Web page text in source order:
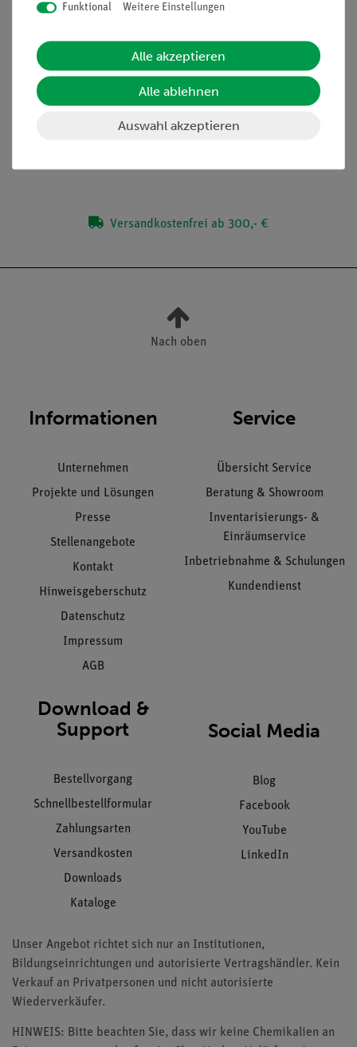
Einfaches Lehren durch Einsatz der Demo-Tafel Physik
ADM3-Multimetern
Lieferumfang
Versandkostenfrei ab 300,- €
Nach oben
Informationen
Unternehmen
Projekte und Lösungen
Presse
Stellenangebote
Kontakt
Hinweisgeberschutz
Datenschutz
Impressum
AGB
Service
Übersicht Service
Beratung & Showroom
Inventarisierungs- &
Einräumservice
Inbetriebnahme & Schulungen
Kundendienst
Download &
Support
Bestellvorgang
Schnellbestellformular
Zahlungsarten
Versandkosten
Downloads
Kataloge
Social Media
Blog
Facebook
YouTube
LinkedIn
Unser Angebot richtet sich nur an Institutionen,
Bildungseinrichtungen und autorisierte Vertragshändler. Kein
Verkauf an Privatpersonen und nicht autorisierte
Wiederverkäufer.
HINWEIS: Bitte beachten Sie, dass wir keine Chemikalien an
Funktional Weitere Einstellungen
Alle akzeptieren
Alle ablehnen
Auswahl akzeptieren